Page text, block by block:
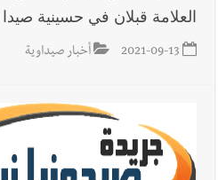
العلامة قبلان في حسينية صيدا
2021-09-13 أخبار صيداوية